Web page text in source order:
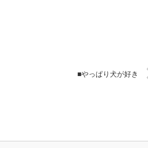
■やっぱり犬が好き